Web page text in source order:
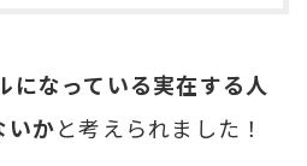
になっている実在する人
いかと考えられました！